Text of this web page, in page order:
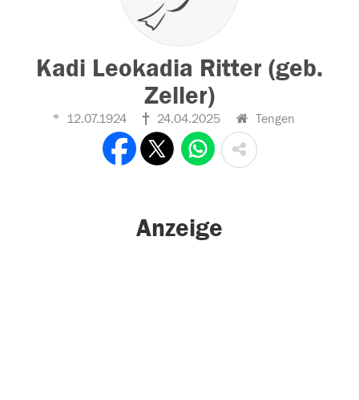
Kadi Leokadia Ritter (geb.
Zeller)
12.07.1924 24.04.2025 Tengen
Anzeige